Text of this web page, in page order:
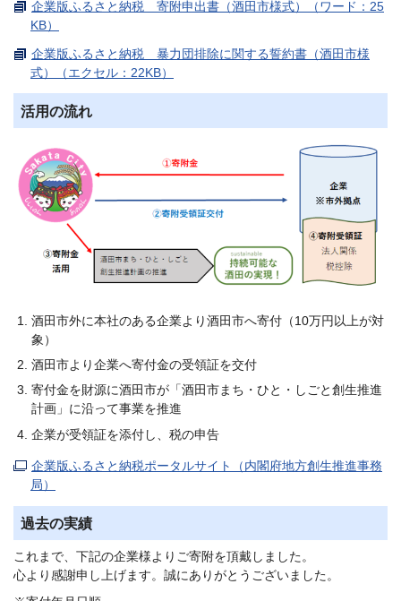
企業版ふるさと納税 寄附申出書（酒田市様式）（ワード：25
KB）
企業版ふるさと納税 暴力団排除に関する誓約書（酒田市様
式）（エクセル：22KB）
活用の流れ
酒田市外に本社のある企業より酒田市へ寄付（10万円以上が対
象）
酒田市より企業へ寄付金の受領証を交付
寄付金を財源に酒田市が「酒田市まち・ひと・しごと創生推進
計画」に沿って事業を推進
企業が受領証を添付し、税の申告
企業版ふるさと納税ポータルサイト（内閣府地方創生推進事務
局）
過去の実績
これまで、下記の企業様よりご寄附を頂戴しました。
心より感謝申し上げます。誠にありがとうございました。